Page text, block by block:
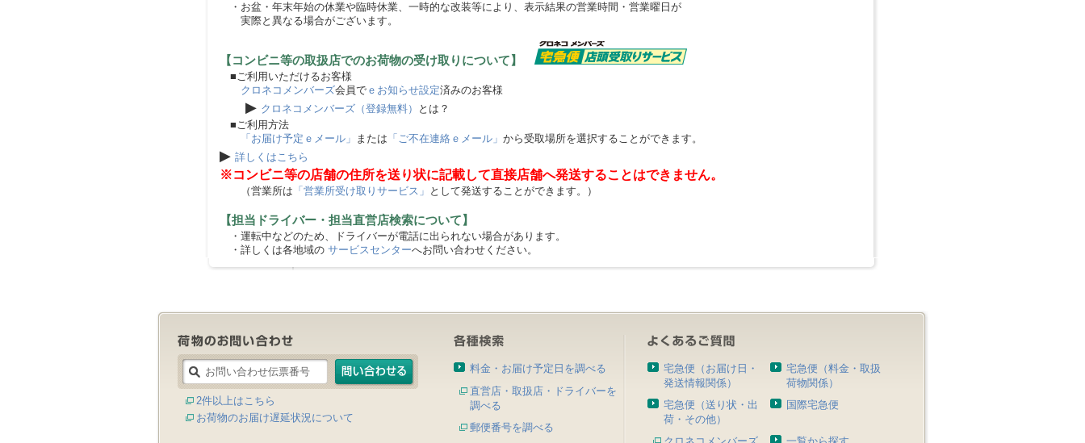
・お盆・年末年始の休業や臨時休業、一時的な改装等により、表示結果の営業時間・営業曜日が
実際と異なる場合がございます。
【コンビニ等の取扱店でのお荷物の受け取りについて】
■ご利用いただけるお客様
クロネコメンバーズ会員で ｅお知らせ設定済みのお客様
▶ クロネコメンバーズ（登録無料）
とは？
■ご利用方法
「お届け予定ｅメール」 または 「ご不在連絡ｅメール」 から受取場所を選択することができます。
▶ 詳しくはこちら
※コンビニ等の店舗の住所を送り状に記載して直接店舗へ発送することはできません。
（営業所は 「営業所受け取りサービス」 として発送することができます。）
【担当ドライバー・担当直営店検索について】
・運転中などのため、ドライバーが電話に出られない場合があります。
・詳しくは各地域の サービスセンターへお問い合わせください。
2件以上はこちら
お荷物のお届け遅延状況について
料金・お届け予定日を調べる
直営店・取扱店・ドライバーを
調べる
郵便番号を調べる
宅急便（お届け日・
発送情報関係）
宅急便（料金・取扱
荷物関係）
宅急便（送り状・出
荷・その他）
国際宅急便